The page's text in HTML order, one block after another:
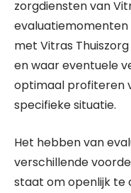
zorgdiensten van
evaluatiemomenten
met Vitras
en waar eventuele
optimaal profiteren
specifieke situatie.
Het hebben van
verschillende
staat om openlijk te